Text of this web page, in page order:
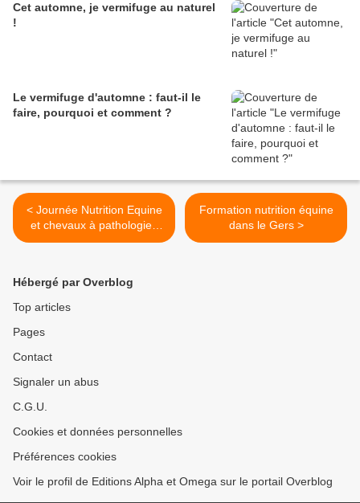
Cet automne, je vermifuge au naturel
!
Le vermifuge d'automne : faut-il le
faire, pourquoi et comment ?
< Journée Nutrition Equine
et chevaux à pathologies
dans le Morbihan
Formation nutrition équine
dans le Gers >
Hébergé par Overblog
Top articles
Pages
Contact
Signaler un abus
C.G.U.
Cookies et données personnelles
Préférences cookies
Voir le profil de Editions Alpha et Omega sur le portail Overblog